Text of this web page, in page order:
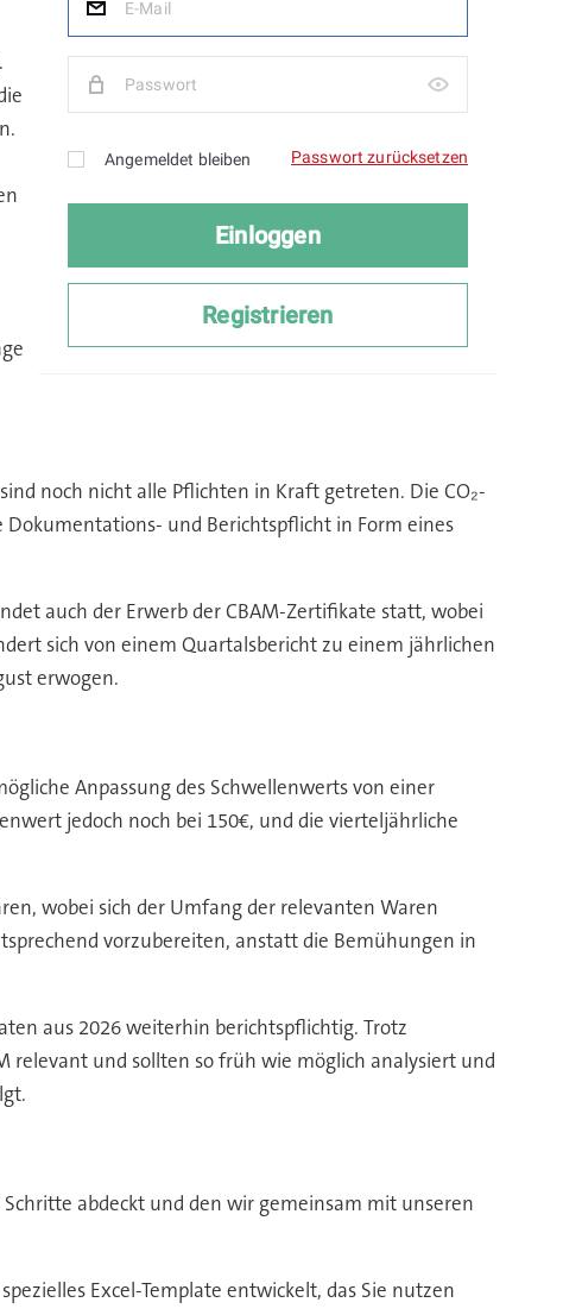
noch nicht alle Pflichten in Kraft getreten. Die CO₂-
und Berichtspflicht in Form eines
auch der Erwerb der CBAM-Zertifikate statt, wobei
sich von einem Quartalsbericht zu einem jährlichen
erwogen.
Anpassung des Schwellenwerts von einer
jedoch noch bei 150€, und die vierteljährliche
wobei sich der Umfang der relevanten Waren
vorzubereiten, anstatt die Bemühungen in
aus 2026 weiterhin berichtspflichtig. Trotz
relevant und sollten so früh wie möglich analysiert und
abdeckt und den wir gemeinsam mit unseren
Excel-Template entwickelt, das Sie nutzen